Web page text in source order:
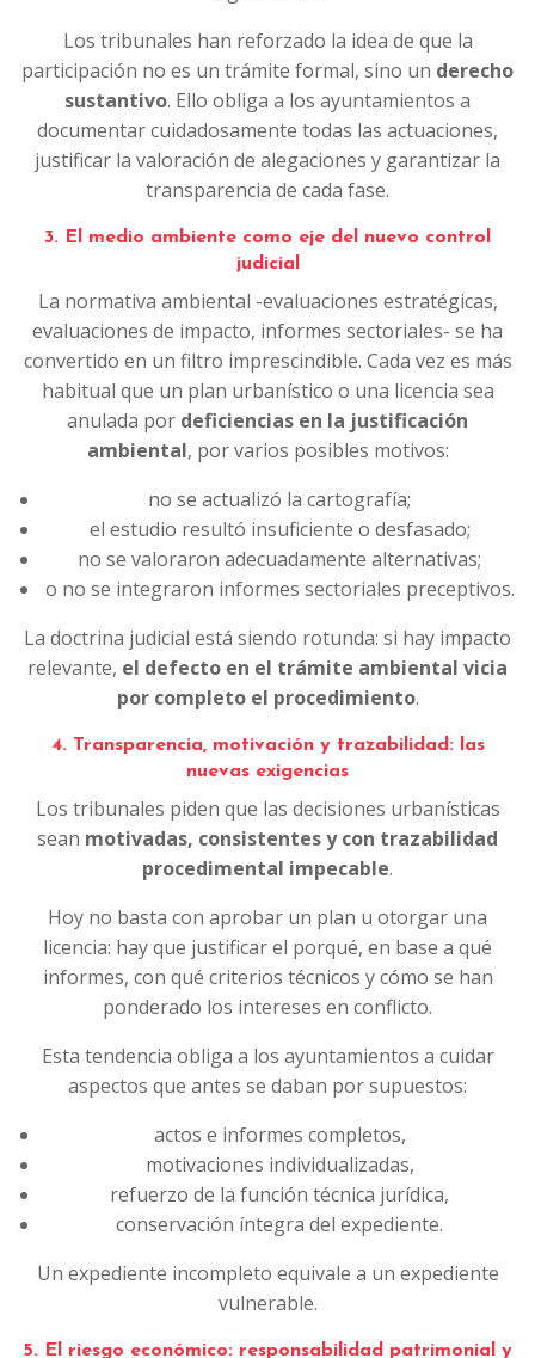
Los tribunales han reforzado la idea de que la
participación no es un trámite formal, sino un derecho
sustantivo. Ello obliga a los ayuntamientos a
documentar cuidadosamente todas las actuaciones,
justificar la valoración de alegaciones y garantizar la
transparencia de cada fase.
3. El medio ambiente como eje del nuevo control
judicial
La normativa ambiental -evaluaciones estratégicas,
evaluaciones de impacto, informes sectoriales- se ha
convertido en un filtro imprescindible. Cada vez es más
habitual que un plan urbanístico o una licencia sea
anulada por deficiencias en la justificación
ambiental, por varios posibles motivos:
no se actualizó la cartografía;
el estudio resultó insuficiente o desfasado;
no se valoraron adecuadamente alternativas;
o no se integraron informes sectoriales preceptivos.
La doctrina judicial está siendo rotunda: si hay impacto
relevante, el defecto en el trámite ambiental vicia
por completo el procedimiento.
4. Transparencia, motivación y trazabilidad: las
nuevas exigencias
Los tribunales piden que las decisiones urbanísticas
sean motivadas, consistentes y con trazabilidad
procedimental impecable.
Hoy no basta con aprobar un plan u otorgar una
licencia: hay que justificar el porqué, en base a qué
informes, con qué criterios técnicos y cómo se han
ponderado los intereses en conflicto.
Esta tendencia obliga a los ayuntamientos a cuidar
aspectos que antes se daban por supuestos:
actos e informes completos,
motivaciones individualizadas,
refuerzo de la función técnica jurídica,
conservación íntegra del expediente.
Un expediente incompleto equivale a un expediente
vulnerable.
5. El riesgo económico: responsabilidad patrimonial y